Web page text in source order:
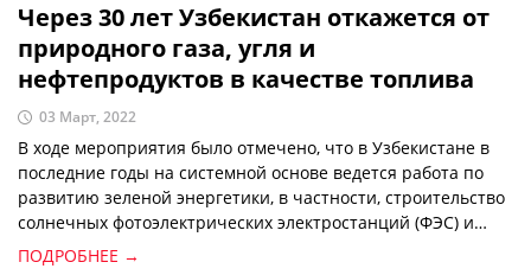
Через 30 лет Узбекистан откажется от
природного газа, угля и
нефтепродуктов в качестве топлива
03 Март, 2022
В ходе мероприятия было отмечено, что в Узбекистане в
последние годы на системной основе ведется работа по
развитию зеленой энергетики, в частности, строительство
солнечных фотоэлектрических электростанций (ФЭС) и
ветряных электростанций (ВЭС).
ПОДРОБНЕЕ →